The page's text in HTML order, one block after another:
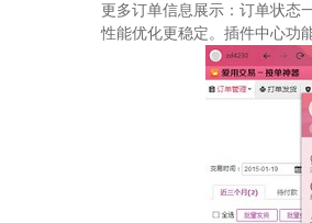
更多订单信息展示：订单状态
性能优化更稳定。插件中心功